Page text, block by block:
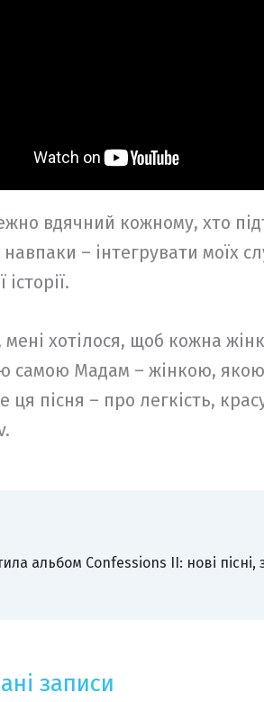
вдячний кожному, хто
– інтегрувати моїх
мені хотілося, щоб кожна
самою Мадам – жінкою,
ця пісня – про легкість,
записи